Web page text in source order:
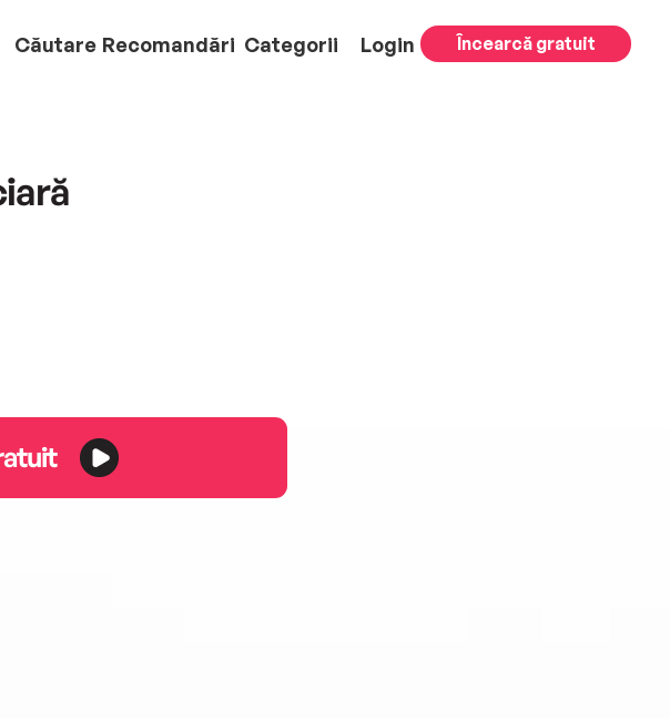
Căutare Recomandări Categorii Login Încearcă gratuit